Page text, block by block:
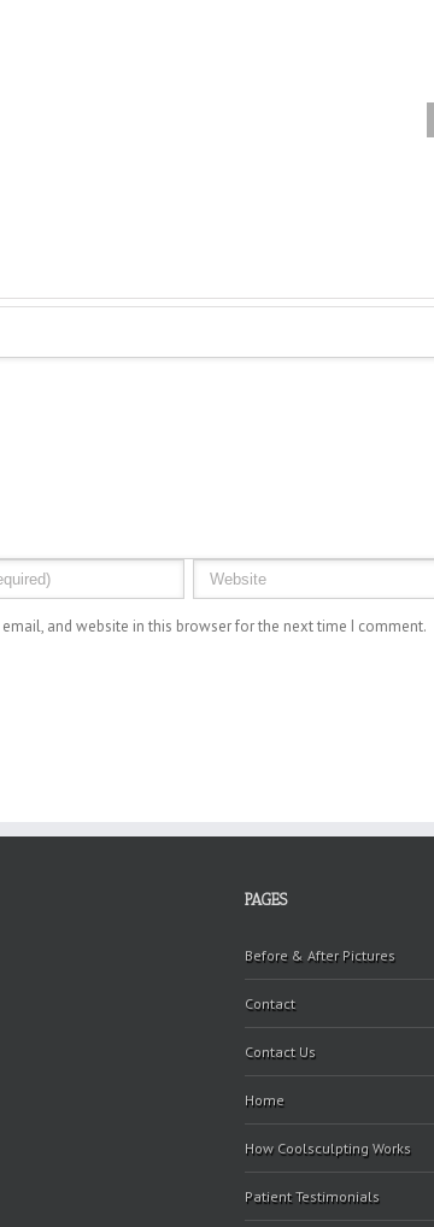
email, and website in this browser for the next time I comment.
PAGES
Before & After Pictures
Contact
Contact Us
Home
How Coolsculpting Works
Patient Testimonials